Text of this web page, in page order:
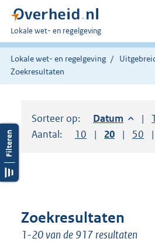
U
bent
hier:
Lokale wet- en regelgeving
Lokale wet- en regelgeving
Zoekresultaten
Sorteer op: Sorteer op:
Datum
Aantal:
Toon
10 resultaten per
Toon
20 Toon
50
Zoekresultaten
1-20 van de 917 resultaten